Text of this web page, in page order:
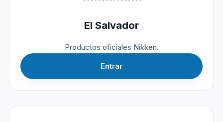
El Salvador
Productos oficiales Nikken.
Entrar